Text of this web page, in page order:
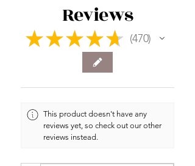
Reviews
★ ★ ★ ★ ★ 470
470
This product doesn't have any
reviews yet, so check out our other
reviews instead.